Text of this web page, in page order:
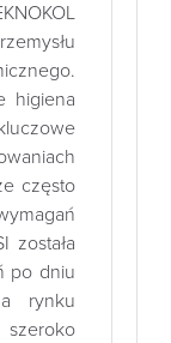
higiena
często
została
po dniu
rynku